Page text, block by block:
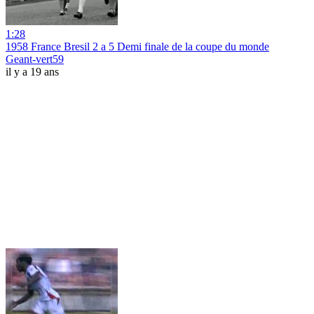
1:28
1958 France Bresil 2 a 5 Demi finale de la coupe du monde
Geant-vert59
il y a 19 ans